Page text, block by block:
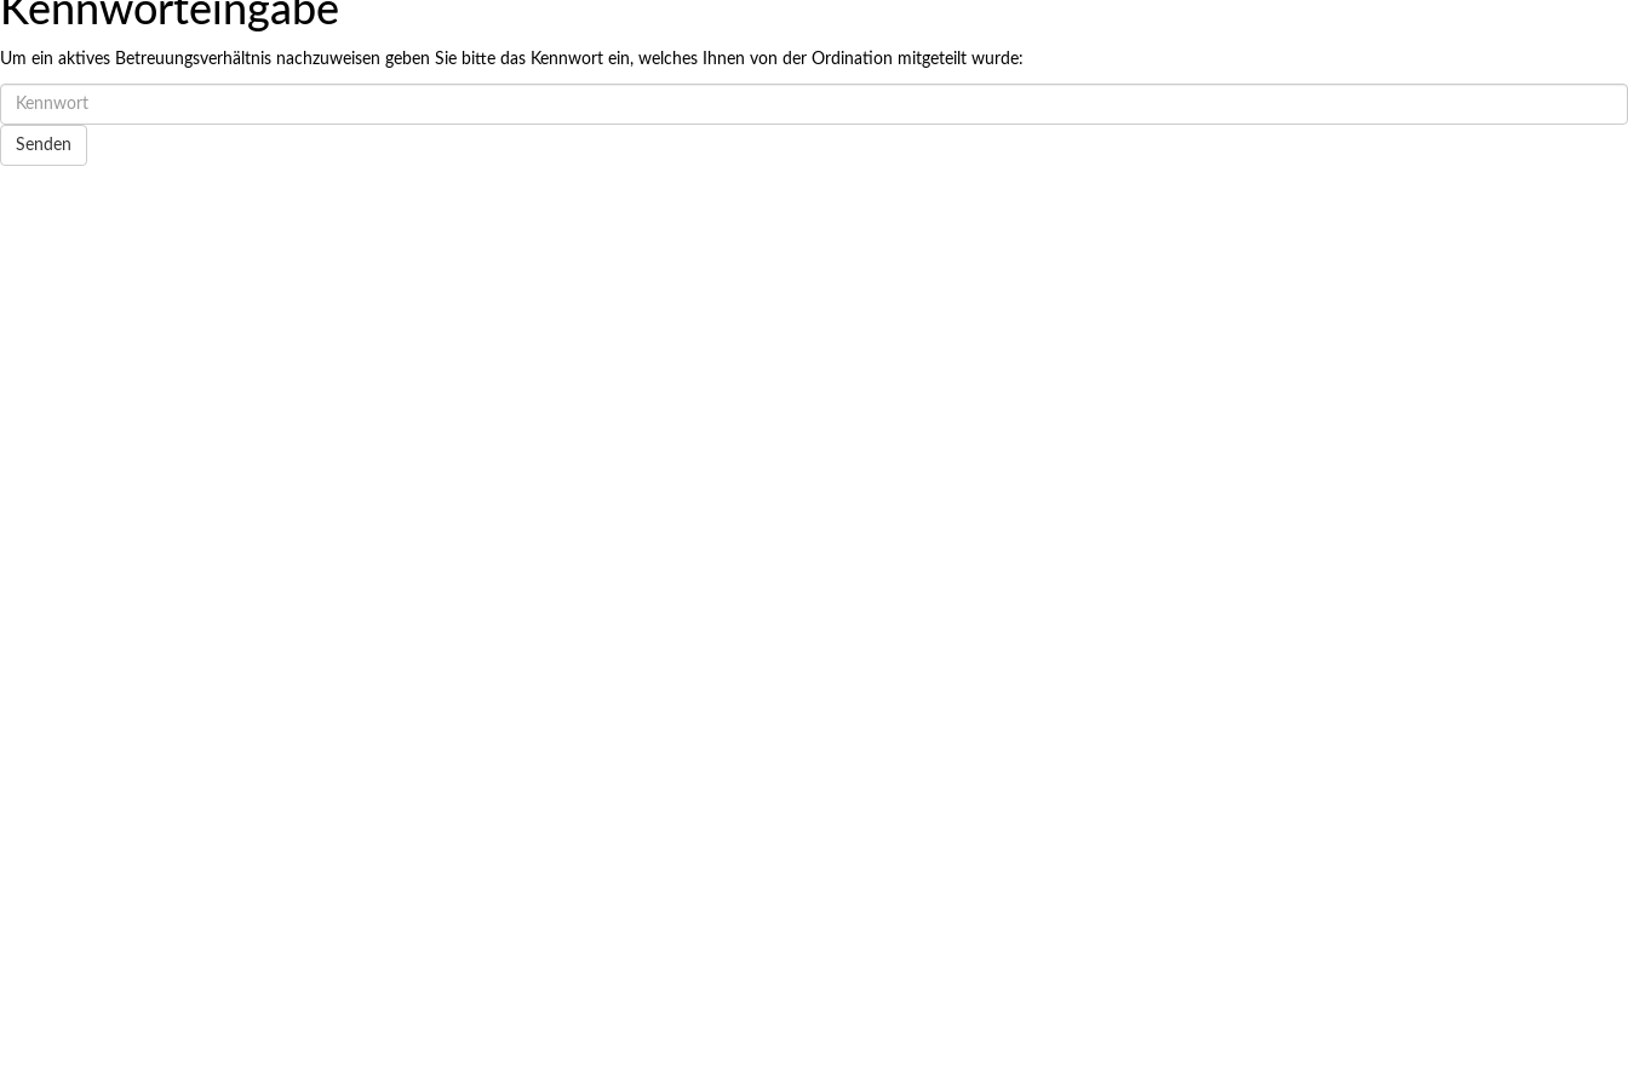
Kennworteingabe
Um ein aktives Betreuungsverhältnis nachzuweisen geben Sie bitte das Kennwort ein, welches Ihnen von der Ordination mitgeteilt wurde:
Terminreservierung Dr. med. Leonhard Bauer
Möglicher Zeitraum: 08.08.2026 bis 07.11.2026
Hinweis: Mittwoch Vormittag, 9 - 13 Uhr und Donnerstag Nachmittag, 14 - 18 Uhr Vertretungsarzt